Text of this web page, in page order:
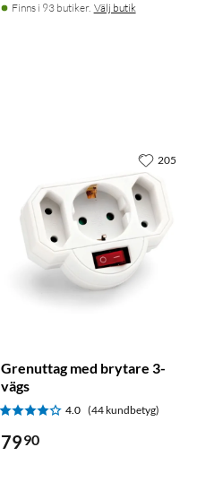
Finns i 93 butiker. Välj butik
Grenuttag med brytare 3-
vägs
4.0 (44 kundbetyg)
7990
205